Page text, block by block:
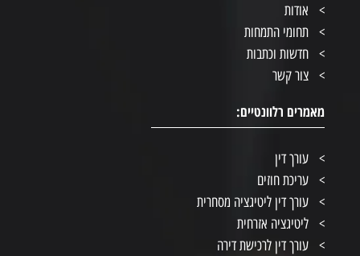
אודות
תחומי התמחות
חדשות וכתבות
צור קשר
מאמרים רלוונטיים:
עורך דין
עריכת חוזים
עורך דין ליטיגציה מסחרית
ליטיגציה אזרחית
עורך דין לרכישת דירה